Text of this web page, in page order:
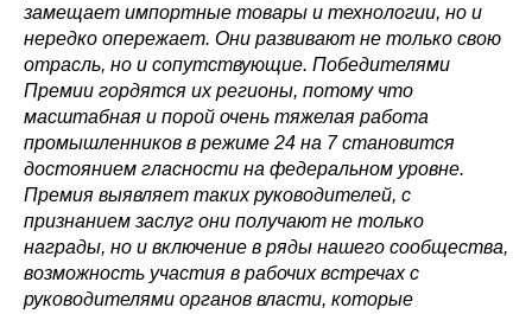
замещает импортные товары и технологии, но и
нередко опережает. Они развивают не только свою
отрасль, но и сопутствующие. Победителями
Премии гордятся их регионы, потому что
масштабная и порой очень тяжелая работа
промышленников в режиме 24 на 7 становится
достоянием гласности на федеральном уровне.
Премия выявляет таких руководителей, с
признанием заслуг они получают не только
награды, но и включение в ряды нашего сообщества,
возможность участия в рабочих встречах с
руководителями органов власти, которые